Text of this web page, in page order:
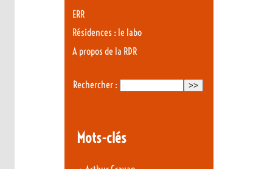
ERR
Résidences : le labo
A propos de la RDR
Rechercher :
Mots-clés